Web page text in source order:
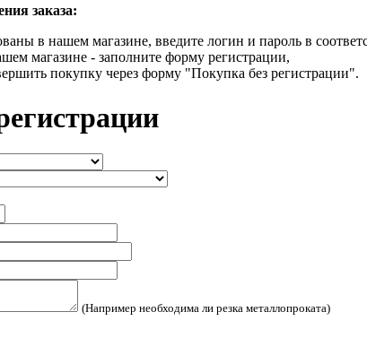
заказа:
в нашем магазине, введите логин и пароль в
магазине - заполните форму регистрации,
покупку через форму "Покупка без регистрации".
(Например необходима ли резка металлопроката)